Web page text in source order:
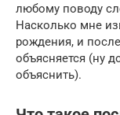
любому поводу
Насколько мне
рождения, и
объясняется (ну
объяснить).